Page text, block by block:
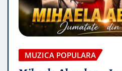
MUZICA POPULARA